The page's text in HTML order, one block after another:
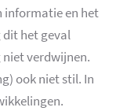
informatie en het
dit het geval
verdwijnen.
ook niet stil. In